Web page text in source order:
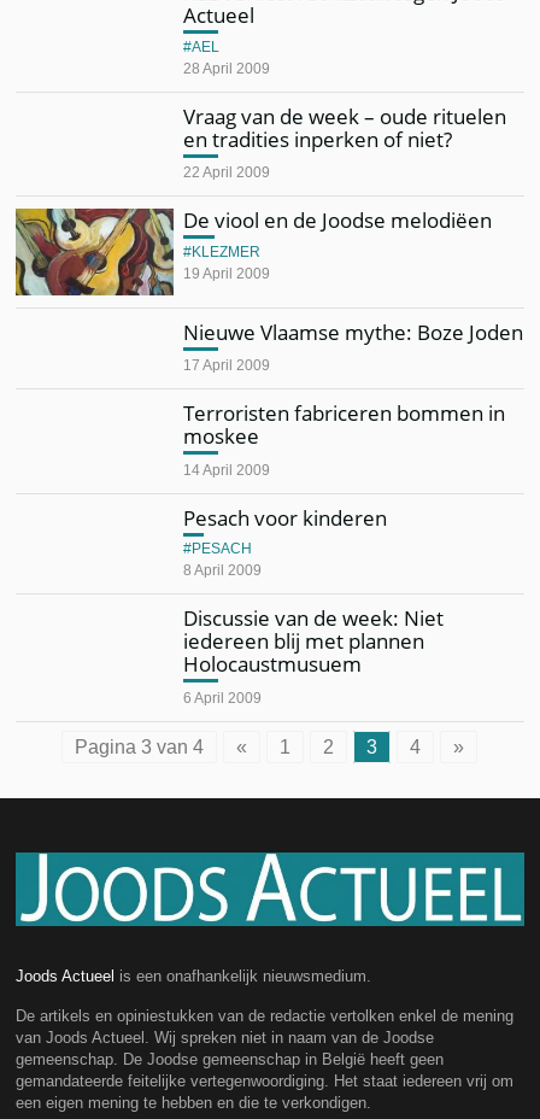
Actueel
28 April 2009
AEL
Vraag van de week – oude rituelen
en tradities inperken of niet?
22 April 2009
De viool en de Joodse melodiëen
19 April 2009
KLEZMER
Nieuwe Vlaamse mythe: Boze Joden
17 April 2009
Terroristen fabriceren bommen in
moskee
14 April 2009
Pesach voor kinderen
8 April 2009
PESACH
Discussie van de week: Niet
iedereen blij met plannen
Holocaustmusuem
6 April 2009
Pagina 3 van 4 « 1 2 3 4 »
Joods Actueel is een onafhankelijk nieuwsmedium.
De artikels en opiniestukken van de redactie vertolken enkel de mening
van Joods Actueel. Wij spreken niet in naam van de Joodse
gemeenschap. De Joodse gemeenschap in België heeft geen
gemandateerde feitelijke vertegenwoordiging. Het staat iedereen vrij om
een eigen mening te hebben en die te verkondigen.